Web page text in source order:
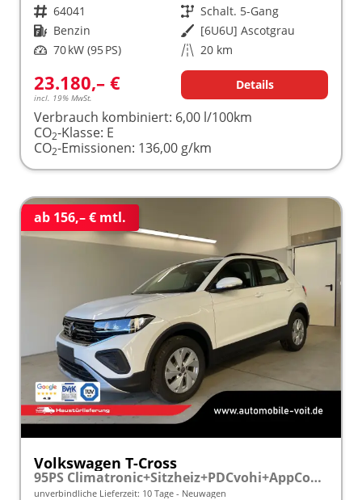
Fahrzeugnr. 64041 Getriebe Schalt. 5-Gang
Kraftstoff Benzin Außenfarbe [6U6U] Ascotgrau
Leistung 70 kW (95 PS) Kilometerstand 20 km
23.180,– €
incl. 19% MwSt.
Details
Verbrauch kombiniert: 6,00 l/100km
CO2-Klasse: E
CO2-Emissionen: 136,00 g/km
ab 156,– € mtl.
Volkswagen T-Cross
95PS Climatronic+Sitzheiz+PDCvohi+AppConnect+Side+TravelAssist+ACC
unverbindliche Lieferzeit: 10 Tage Neuwagen